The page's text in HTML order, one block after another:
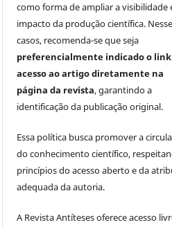
como forma de ampliar a visibilidade
impacto da produção científica.
casos, recomenda-se que seja
preferencialmente indicado o
acesso ao artigo diretamente na
página da revista, garantindo a
identificação da publicação original.
Essa política busca promover a
do conhecimento científico,
princípios do acesso aberto e da
adequada da autoria.
A Revista Antíteses oferece acesso